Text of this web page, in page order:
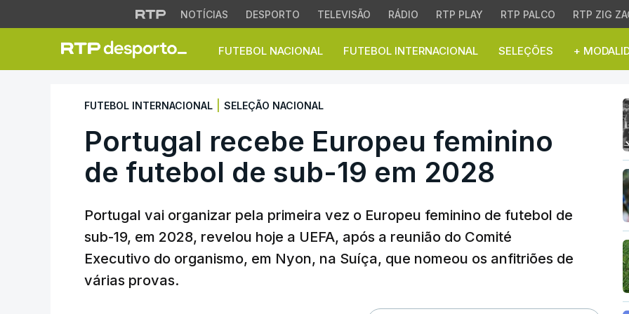
NOTÍCIAS DESPORTO TELEVISÃO RÁDIO RTP PLAY RTP PALCO RTP ZIG
FUTEBOL NACIONAL FUTEBOL INTERNACIONAL SELEÇÕES +
Portugal recebe Europeu feminino de
FUTEBOL INTERNACIONAL SELEÇÃO NACIONAL
Portugal recebe Europeu feminino
de futebol de sub-19 em 2028
Portugal vai organizar pela primeira vez o Europeu feminino de futebol de
sub-19, em 2028, revelou hoje a UEFA, após a reunião do Comité
Executivo do organismo, em Nyon, na Suíça, que nomeou os anfitriões de
várias provas.